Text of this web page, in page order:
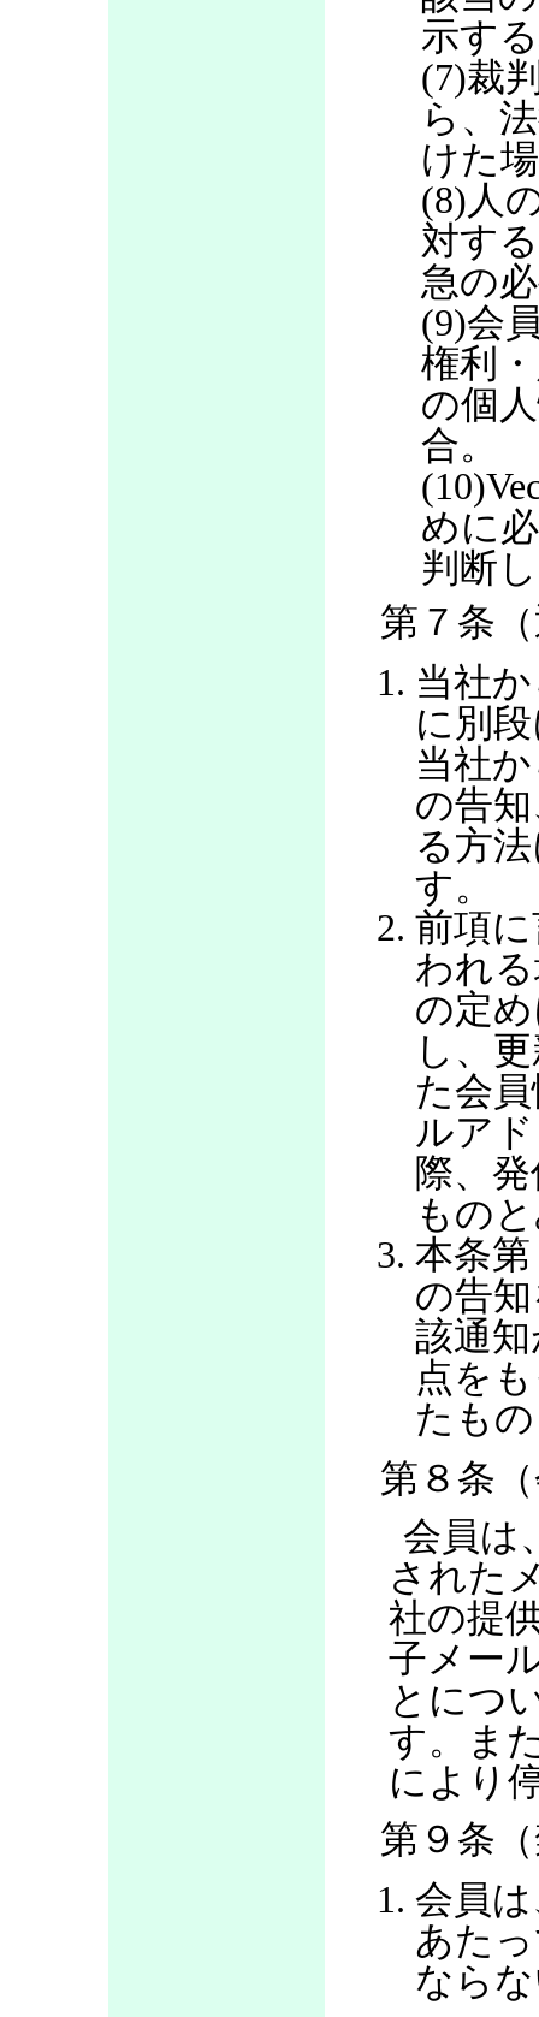
示す
(7)裁
ら、
けた
(8)人
対す
急の
(9)会
権利
の個
合。
めに
判断
第７条
当社
に別
当社
の告
る方
す。
前項
われ
の定
し、
た会
ルア
際、
もの
本条
の告
該通
点を
たも
第８条
会員は
された
社の提
子メー
とにつ
す。ま
により
第９条
会員
あた
なら